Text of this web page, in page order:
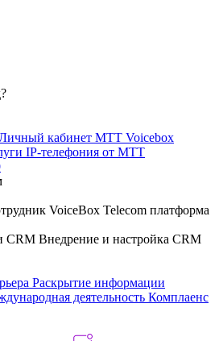
?
кабинет МТТ Voicebox
IP-телефония от МТТ
VoiceBox Telecom платформа
CRM Внедрение и настройка CRM
Раскрытие информации
деятельность Комплаенс